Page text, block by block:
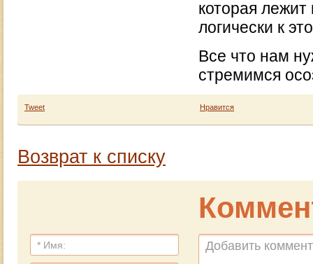
которая лежит
логически к
Все что нам
стремимся
Tweet Нравится
Возврат к списку